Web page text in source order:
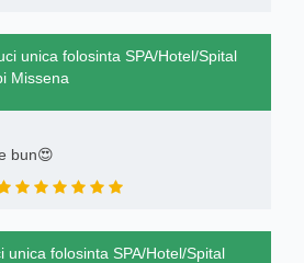
unica folosinta SPA/Hotel/Spital
Missena
bun😍
unica folosinta SPA/Hotel/Spital